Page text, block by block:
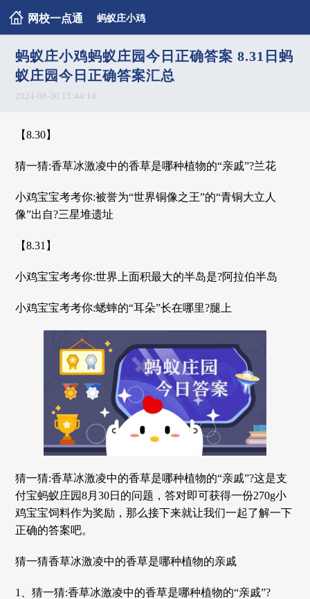
网校一点通 蚂蚁庄小鸡
蚂蚁庄小鸡蚂蚁庄园今日正确答案 8.31日蚂
蚁庄园今日正确答案汇总
2024-08-30 15:44:14
【8.30】
猜一猜:香草冰激凌中的香草是哪种植物的“亲戚”?兰花
小鸡宝宝考考你:被誉为“世界铜像之王”的“青铜大立人
像”出自?三星堆遗址
【8.31】
小鸡宝宝考考你:世界上面积最大的半岛是?阿拉伯半岛
小鸡宝宝考考你:蟋蟀的“耳朵”长在哪里?腿上
猜一猜:香草冰激凌中的香草是哪种植物的“亲戚”?这是支
付宝蚂蚁庄园8月30日的问题，答对即可获得一份270g小
鸡宝宝饲料作为奖励，那么接下来就让我们一起了解一下
正确的答案吧。
猜一猜香草冰激凌中的香草是哪种植物的亲戚
1、猜一猜:香草冰激凌中的香草是哪种植物的“亲戚”?